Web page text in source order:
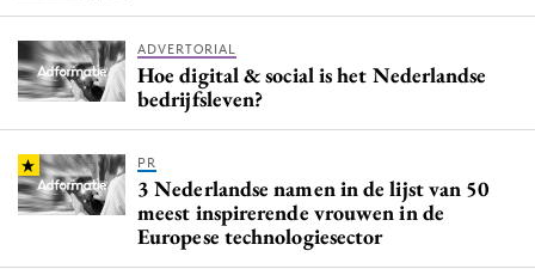
ADVERTORIAL
Hoe digital & social is het Nederlandse
bedrijfsleven?
PR
3 Nederlandse namen in de lijst van 50
meest inspirerende vrouwen in de
Europese technologiesector